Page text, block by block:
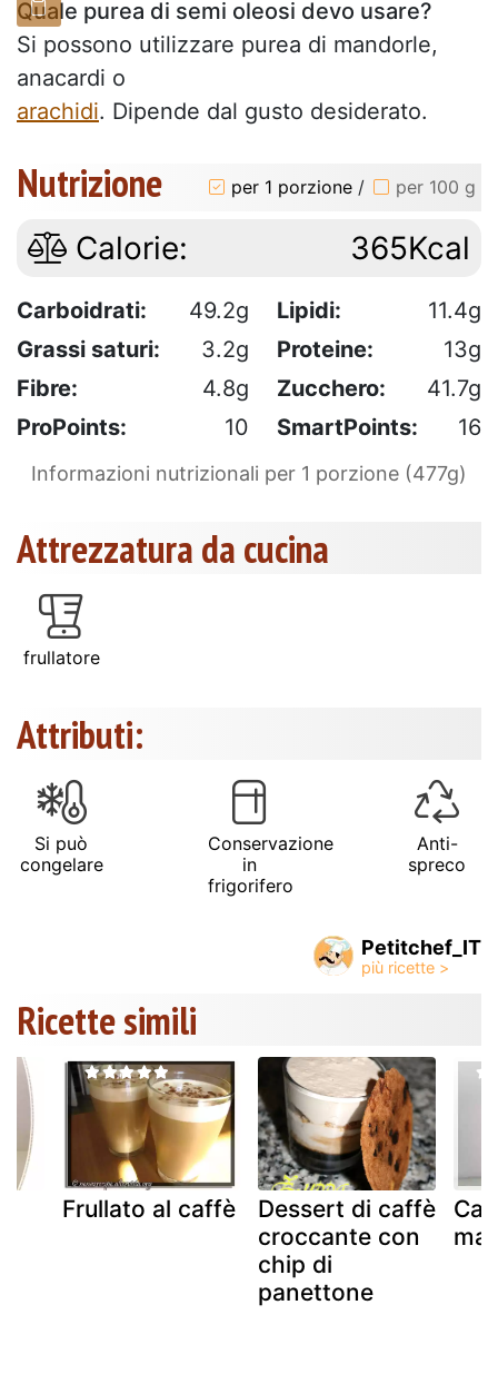
Quale purea di semi oleosi devo usare?
Si possono utilizzare purea di mandorle,
anacardi o
arachidi. Dipende dal gusto desiderato.
Nutrizione per 1 porzione / per 100 g
Calorie: 365Kcal
Carboidrati: 49.2g Lipidi:
11.4g
Grassi saturi:
3.2g Proteine:
13g
Fibre:
4.8g Zucchero:
41.7g
ProPoints:
10 SmartPoints: 16
Informazioni nutrizionali per 1 porzione (477g)
Attrezzatura da cucina
frullatore
Attributi:
Si può
congelare
Conservazione
in
frigorifero
Anti-
spreco
Petitchef_IT
Ricette simili
Frullato al caffè
Dessert di caffè
croccante con
chip di
panettone